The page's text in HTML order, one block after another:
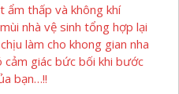
ẩm thấp và không khí
nhà vệ sinh tổng hợp lại
làm cho khong gian nha
cảm giác bức bối khi bước
bạn…!!